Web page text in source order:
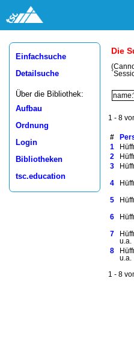
Einfachsuche
Detailsuche
Über die Bibliothek:
Aufbau
Ordnung
Login
Bibliotheken
tsc.education
Die
1 - 8
#
1
2
3
4
5
6
7
u.a.
8
u.a.
1 - 8